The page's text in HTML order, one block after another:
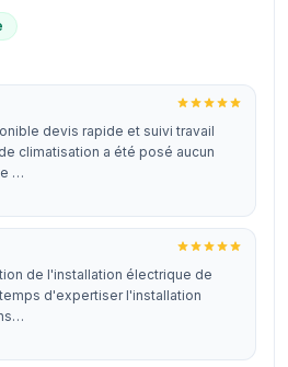
devis rapide et suivi travail
climatisation a été posé aucun
…
de l'installation électrique de
d'expertiser l'installation